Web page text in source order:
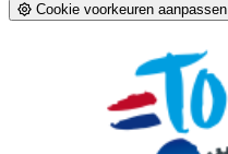
Cookie voorkeuren aanpassen